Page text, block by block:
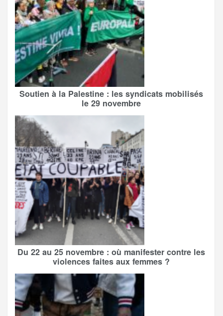
Soutien à la Palestine : les syndicats mobilisés
le 29 novembre
Du 22 au 25 novembre : où manifester contre les
violences faites aux femmes ?